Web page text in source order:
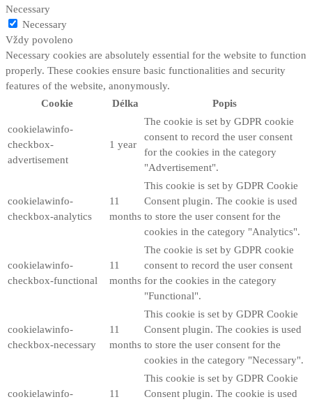
Necessary
Necessary
Vždy povoleno
Necessary cookies are absolutely essential for the website to function
properly. These cookies ensure basic functionalities and security
features of the website, anonymously.
Cookie
Délka Popis
cookielawinfo-
checkbox-
advertisement
1 year
The cookie is set by GDPR cookie
consent to record the user consent
for the cookies in the category
"Advertisement".
cookielawinfo-
checkbox-analytics
11
months
This cookie is set by GDPR Cookie
Consent plugin. The cookie is used
to store the user consent for the
cookies in the category "Analytics".
cookielawinfo-
checkbox-functional
11
months
The cookie is set by GDPR cookie
consent to record the user consent
for the cookies in the category
"Functional".
cookielawinfo-
checkbox-necessary
11
months
This cookie is set by GDPR Cookie
Consent plugin. The cookies is used
to store the user consent for the
cookies in the category "Necessary".
cookielawinfo-
11
This cookie is set by GDPR Cookie
Consent plugin. The cookie is used